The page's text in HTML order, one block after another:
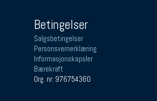
Betingelser
Salgsbetingelser
Personsvernerklæring
Informasjonskapsler
Bærekraft
Org. nr: 976754360